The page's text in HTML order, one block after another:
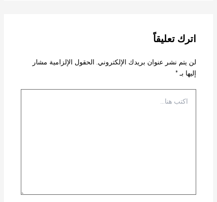
اترك تعليقاً
لن يتم نشر عنوان بريدك الإلكتروني. الحقول الإلزامية مشار
إليها بـ*
هنا...